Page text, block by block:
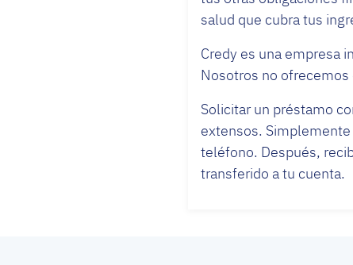
salud que cubra tus
Credy es una empresa
Nosotros no
Solicitar un préstamo
extensos.
teléfono. Después,
transferido a tu cuenta.